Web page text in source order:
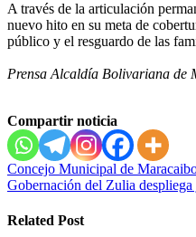
A través de la articulación
nuevo hito en su meta de
público y el resguardo de las
Prensa Alcaldía Bolivariana de
Compartir noticia
Navegación
de
entradas
Concejo Municipal de
Gobernación del Zulia
Related Post